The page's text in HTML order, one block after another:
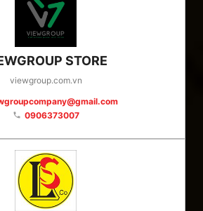
STORE
viewgroup.com.vn
phone 0906373007